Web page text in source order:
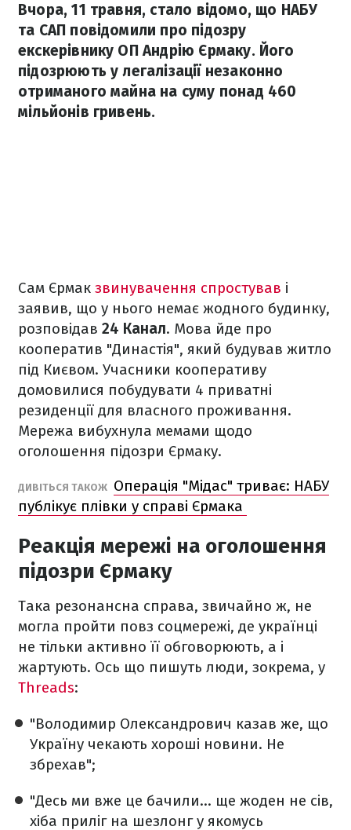
Вчора, 11 травня, стало відомо, що НАБУ
та САП повідомили про підозру
екскерівнику ОП Андрію Єрмаку. Його
підозрюють у легалізації незаконно
отриманого майна на суму понад 460
мільйонів гривень.
Сам Єрмак звинувачення спростував і
заявив, що у нього немає жодного будинку,
розповідав 24 Канал. Мова йде про
кооператив "Династія", який будував житло
під Києвом. Учасники кооперативу
домовилися побудувати 4 приватні
резиденції для власного проживання.
Мережа вибухнула мемами щодо
оголошення підозри Єрмаку.
ДИВІТЬСЯ ТАКОЖ Операція "Мідас" триває: НАБУ
публікує плівки у справі Єрмака
Реакція мережі на оголошення
підозри Єрмаку
Така резонансна справа, звичайно ж, не
могла пройти повз соцмережі, де українці
не тільки активно її обговорюють, а і
жартують. Ось що пишуть люди, зокрема, у
Threads:
"Володимир Олександрович казав же, що
Україну чекають хороші новини. Не
збрехав";
"Десь ми вже це бачили... ще жоден не сів,
хіба приліг на шезлонг у якомусь